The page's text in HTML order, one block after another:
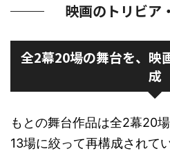
映画のトリビア
全2幕20場の舞台を、映
成
もとの舞台作品は全2幕20
13場に絞って再構成されて